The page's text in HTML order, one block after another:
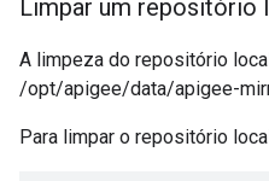
Limpar um repositório
A limpeza do repositório
/opt/apigee/data/apigee-
Para limpar o repositório